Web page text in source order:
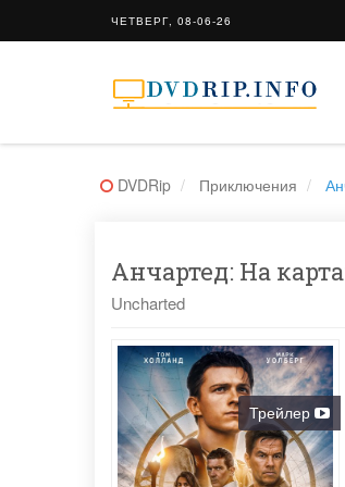
ЧЕТВЕРГ, 08-06-26
DVDRip Приключения
Анчартед: На
Uncharted
Трейлер